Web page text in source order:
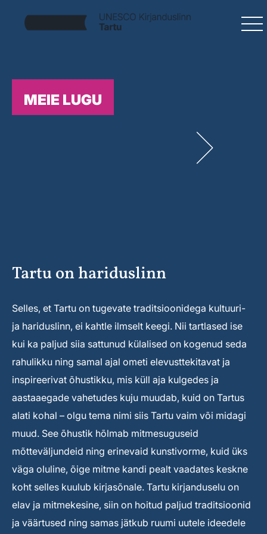
MEIE LUGU
Tartu on hariduslinn
Selles, et Tartu on tugevate traditsioonidega kultuuri-
ja hariduslinn, ei kahtle ilmselt keegi. Nii tartlased ise
kui ka paljud siia sattunud külalised on kogenud seda
rahulikku ning samal ajal ometi elevusttekitavat ja
inspireerivat õhustikku, mis küll aja kulgedes ja
aastaaegade vahetudes kuju muudab, kuid on Tartus
alati kohal – olgu tema nimi siis Tartu vaim või midagi
muud. See õhustik hõlmab mitmesuguseid
mõtteväljundeid ning erinevaid kunstivorme, kuid üks
väga oluline, õige mitme kandi pealt vaadates keskne
koht selles kuulub kirjasõnale. Tartu kirjanduselu on
elav ja mitmekesine, siin on hoitud paljud traditsioonid
ja väärtused ning samas jätkub ruumi uutele ideedele